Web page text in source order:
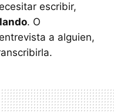
escribir,
. O
a alguien,